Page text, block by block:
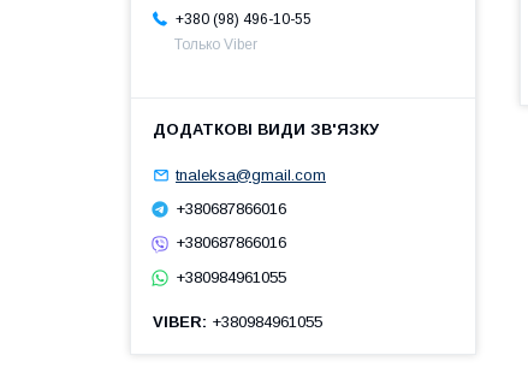
+380 (98) 496-10-55
Только Viber
tnaleksa@gmail.com
+380687866016
+380687866016
+380984961055
VIBER +380984961055